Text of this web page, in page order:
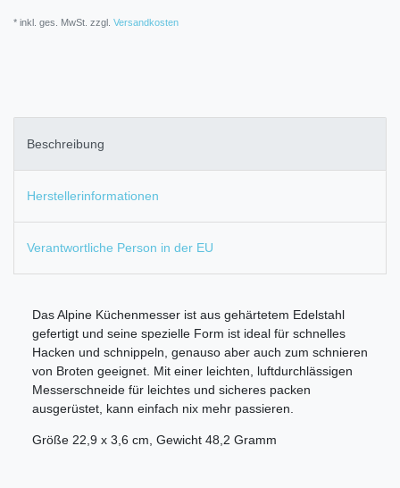
* inkl. ges. MwSt. zzgl. Versandkosten
Beschreibung
Herstellerinformationen
Verantwortliche Person in der EU
Das Alpine Küchenmesser ist aus gehärtetem Edelstahl
gefertigt und seine spezielle Form ist ideal für schnelles
Hacken und schnippeln, genauso aber auch zum schnieren
von Broten geeignet. Mit einer leichten, luftdurchlässigen
Messerschneide für leichtes und sicheres packen
ausgerüstet, kann einfach nix mehr passieren.
Größe 22,9 x 3,6 cm, Gewicht 48,2 Gramm